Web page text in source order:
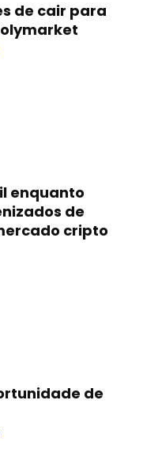
de cair para
enquanto
de
cripto
de